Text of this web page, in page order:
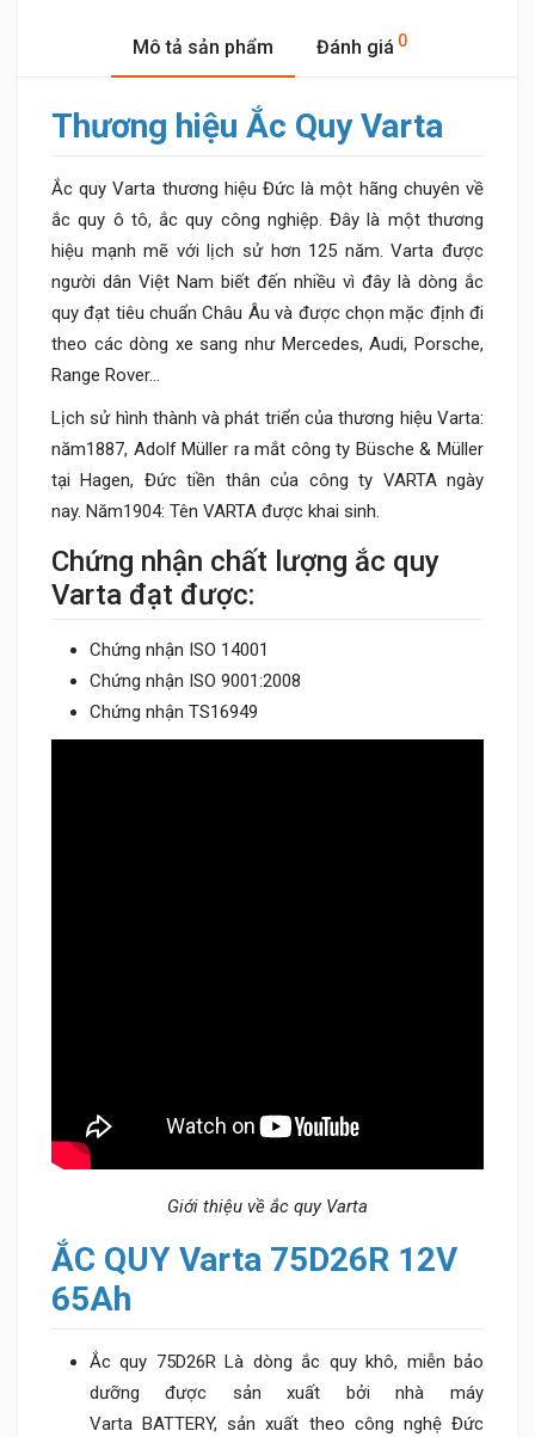
Mô tả sản phẩm Đánh giá 0
Thương hiệu Ắc Quy Varta
Ắc quy Varta thương hiệu Đức là một hãng chuyên về
ắc quy ô tô, ắc quy công nghiệp. Đây là một thương
hiệu mạnh mẽ với lịch sử hơn 125 năm. Varta được
người dân Việt Nam biết đến nhiều vì đây là dòng ắc
quy đạt tiêu chuẩn Châu Âu và được chọn mặc định đi
theo các dòng xe sang như Mercedes, Audi, Porsche,
Range Rover...
Lịch sử hình thành và phát triển của thương hiệu Varta:
năm1887, Adolf Müller ra mắt công ty Büsche & Müller
tại Hagen, Đức tiền thân của công ty VARTA ngày
nay. Năm1904: Tên VARTA được khai sinh.
Chứng nhận chất lượng ắc quy
Varta đạt được:
Chứng nhận ISO 14001
Chứng nhận ISO 9001:2008
Chứng nhận TS16949
Giới thiệu về ắc quy Varta
ẮC QUY Varta 75D26R 12V
65Ah
Ắc quy 75D26R Là dòng ắc quy khô, miễn bảo
dưỡng được sản xuất bởi nhà máy
Varta BATTERY, sản xuất theo công nghệ Đức